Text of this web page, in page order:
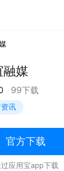
融媒
99下载
讯
官方下载
应用宝app下载